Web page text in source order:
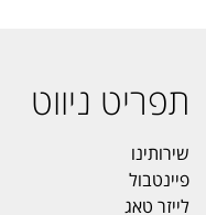
תפריט ניווט
שירותינו
פיינטבול
לייזר טאג